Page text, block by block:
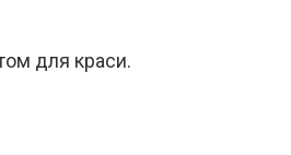
для краси.